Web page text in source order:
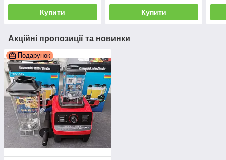
Купити Купити
Акційні пропозиції та новинки
Подарунок